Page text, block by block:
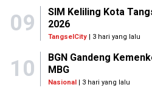
09
SIM Keliling Kota
2026
TangselCity| 3 hari yang lalu
10
BGN Gandeng
MBG
Nasional| 3 hari yang lalu